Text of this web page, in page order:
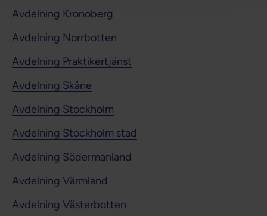
Avdelning Kronoberg
Avdelning Norrbotten
Avdelning Praktikertjänst
Avdelning Skåne
Avdelning Stockholm
Avdelning Stockholm stad
Avdelning Södermanland
Avdelning Värmland
Avdelning Västerbotten